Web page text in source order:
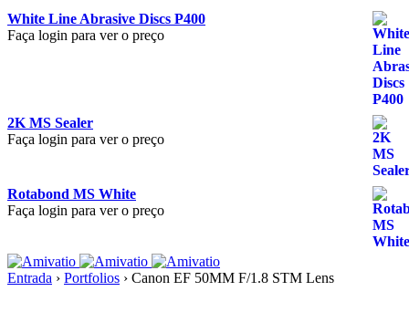
White Line Abrasive Discs P400
Faça login para ver o preço
2K MS Sealer
Faça login para ver o preço
Rotabond MS White
Faça login para ver o preço
Entrada › Portfolios › Canon EF 50MM F/1.8 STM Lens